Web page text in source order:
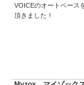
VOICEのオートベース
頂きました！